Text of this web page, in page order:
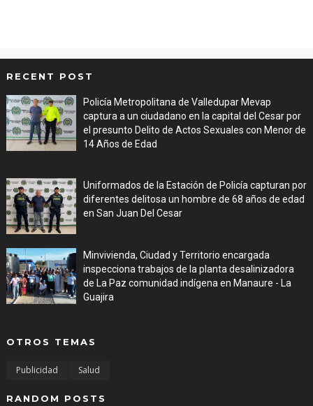
RECENT POST
Policía Metropolitana de Valledupar Mevap
captura a un ciudadano en la capital del Cesar por
el presunto Delito de Actos Sexuales con Menor de
14 Años de Edad
Uniformados de la Estación de Policía capturan por
diferentes delitosa un hombre de 68 años de edad
en San Juan Del Cesar
Minvivienda, Ciudad y Territorio encargada
inspecciona trabajos de la planta desalinizadora
de La Paz comunidad indígena en Manaure - La
Guajira
OTROS TEMAS
Publicidad Salud
RANDOM POSTS